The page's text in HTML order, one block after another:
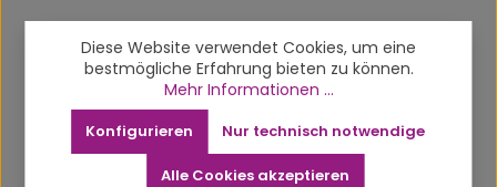
Produktgalerie überspringen
Up-sells
Vergriffen
Diese Website verwendet Cookies, um eine
bestmögliche Erfahrung bieten zu können.
Mehr Informationen ...
Nur technisch notwendige
Konfigurieren
Alle Cookies akzeptieren